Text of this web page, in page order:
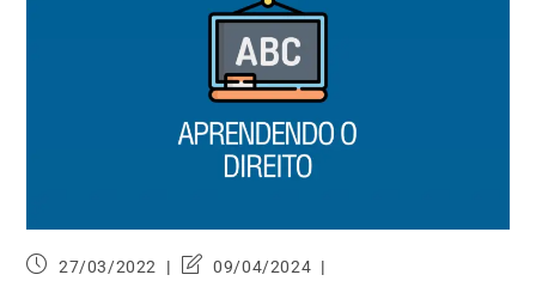
27/03/2022
09/04/2024